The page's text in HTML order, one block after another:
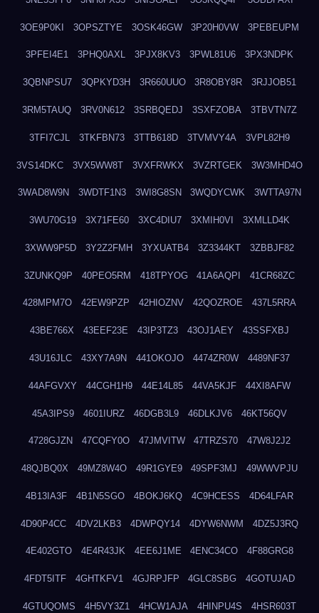
3OE9P0KI 3OPSZTYE 3OSK46GW 3P20H0VW 3PEBEUPM
3PFEI4E1 3PHQ0AXL 3PJX8KV3 3PWL81U6 3PX3NDPK
3QBNPSU7 3QPKYD3H 3R660UUO 3R8OBY8R 3RJJOB51
3RM5TAUQ 3RV0N612 3SRBQEDJ 3SXFZOBA 3TBVTN7Z
3TFI7CJL 3TKFBN73 3TTB618D 3TVMVY4A 3VPL82H9
3VS14DKC 3VX5WW8T 3VXFRWKX 3VZRTGEK 3W3MHD4O
3WAD8W9N 3WDTF1N3 3WI8G8SN 3WQDYCWK 3WTTA97N
3WU70G19 3X71FE60 3XC4DIU7 3XMIH0VI 3XMLLD4K
3XWW9P5D 3Y2Z2FMH 3YXUATB4 3Z3344KT 3ZBBJF82
3ZUNKQ9P 40PEO5RM 418TPYOG 41A6AQPI 41CR68ZC
428MPM7O 42EW9PZP 42HIOZNV 42QOZROE 437L5RRA
43BE766X 43EEF23E 43IP3TZ3 43OJ1AEY 43SSFXBJ
43U16JLC 43XY7A9N 441OKOJO 4474ZR0W 4489NF37
44AFGVXY 44CGH1H9 44E14L85 44VA5KJF 44XI8AFW
45A3IPS9 4601IURZ 46DGB3L9 46DLKJV6 46KT56QV
4728GJZN 47CQFY0O 47JMVITW 47TRZS70 47W8J2J2
48QJBQ0X 49MZ8W4O 49R1GYE9 49SPF3MJ 49WWVPJU
4B13IA3F 4B1N5SGO 4BOKJ6KQ 4C9HCESS 4D64LFAR
4D90P4CC 4DV2LKB3 4DWPQY14 4DYW6NWM 4DZ5J3RQ
4E402GTO 4E4R43JK 4EE6J1ME 4ENC34CO 4F88GRG8
4FDT5ITF 4GHTKFV1 4GJRPJFP 4GLC8SBG 4GOTUJAD
4GTUQOMS 4H5VY3Z1 4HCW1AJA 4HINPU4S 4HSR603T